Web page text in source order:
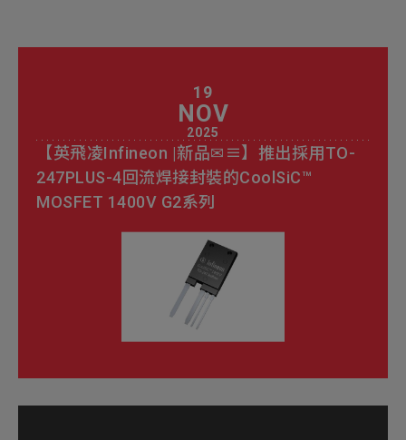
19
NOV
2025
【英飛凌Infineon |新品✉≡】推出採用TO-
247PLUS-4回流焊接封裝的CoolSiC™
MOSFET 1400V G2系列